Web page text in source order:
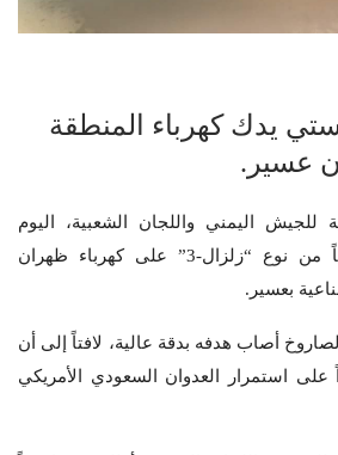
الباليستي يدك كهرباء المنطقة
عسير.
للجيش اليمني واللجان الشعبية، اليوم
الثلاثاء، صاروخاً باليستياً من نوع “زلزال-3” على كهرباء ظهران
بعسير.
أصاب هدفه بدقة عالية، لافتاً إلى أن
على استمرار العدوان السعودي الأمريكي